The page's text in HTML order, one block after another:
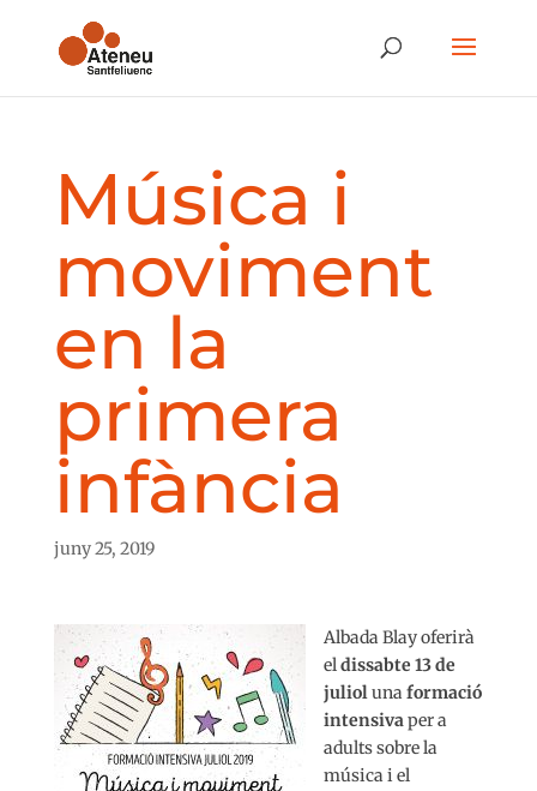
Música i
moviment
en la
primera
infància
juny 25, 2019
Albada Blay oferirà
eldissabte 13 de
julioluna formació
intensivaper a
adults sobre la
música i el